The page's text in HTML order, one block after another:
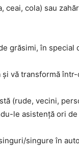
ceai, cola) sau
grăsimi, în special
vă transformă
(rude, vecini,
le asistență ori
singure în